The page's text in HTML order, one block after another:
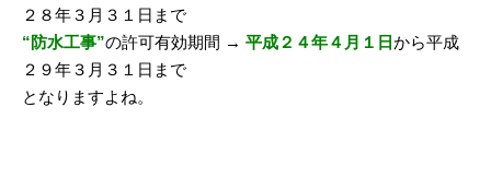
２８年３月３１日まで
“防水工事”の許可有効期間 → 平成２４年４月１日から平成
２９年３月３１日まで
となりますよね。